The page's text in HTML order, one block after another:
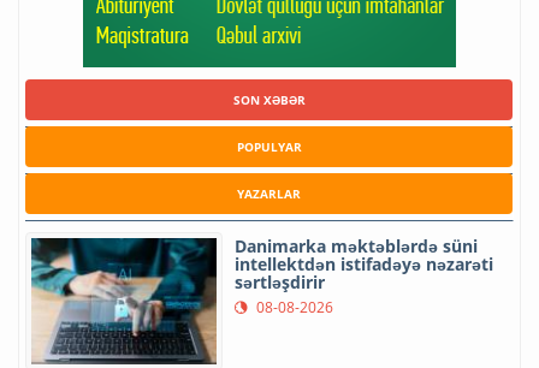
SON XƏBƏR
POPULYAR
YAZARLAR
Danimarka məktəblərdə süni
intellektdən istifadəyə nəzarəti
sərtləşdirir
08-08-2026